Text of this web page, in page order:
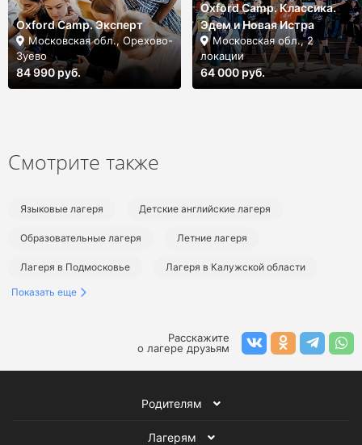
Oxford Camp. Эксперт
Московская обл., Орехово-
Зуево
84 990 руб.
Oxford Camp. Классика.
Эдем и Новая Истра
Московская обл., 2
локации
64 000 руб.
Смотрите также
Языковые лагеря Детские английские лагеря
Образовательные лагеря Летние лагеря
Лагеря в Подмосковье Лагеря в Калужской области
Языковые лагеря в Подмосковье
Образовательные лагеря в Подмосковье
Показать еще
Расскажите
о лагере друзьям
Родителям
Лагерям